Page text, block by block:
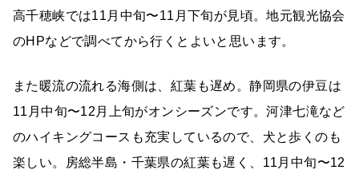
高千穂峡では11月中旬〜11月下旬が見頃。地元観光協会
のHPなどで調べてから行くとよいと思います。
また暖流の流れる海側は、紅葉も遅め。静岡県の伊豆は
11月中旬〜12月上旬がオンシーズンです。河津七滝など
のハイキングコースも充実しているので、犬と歩くのも
楽しい。房総半島・千葉県の紅葉も遅く、11月中旬〜12